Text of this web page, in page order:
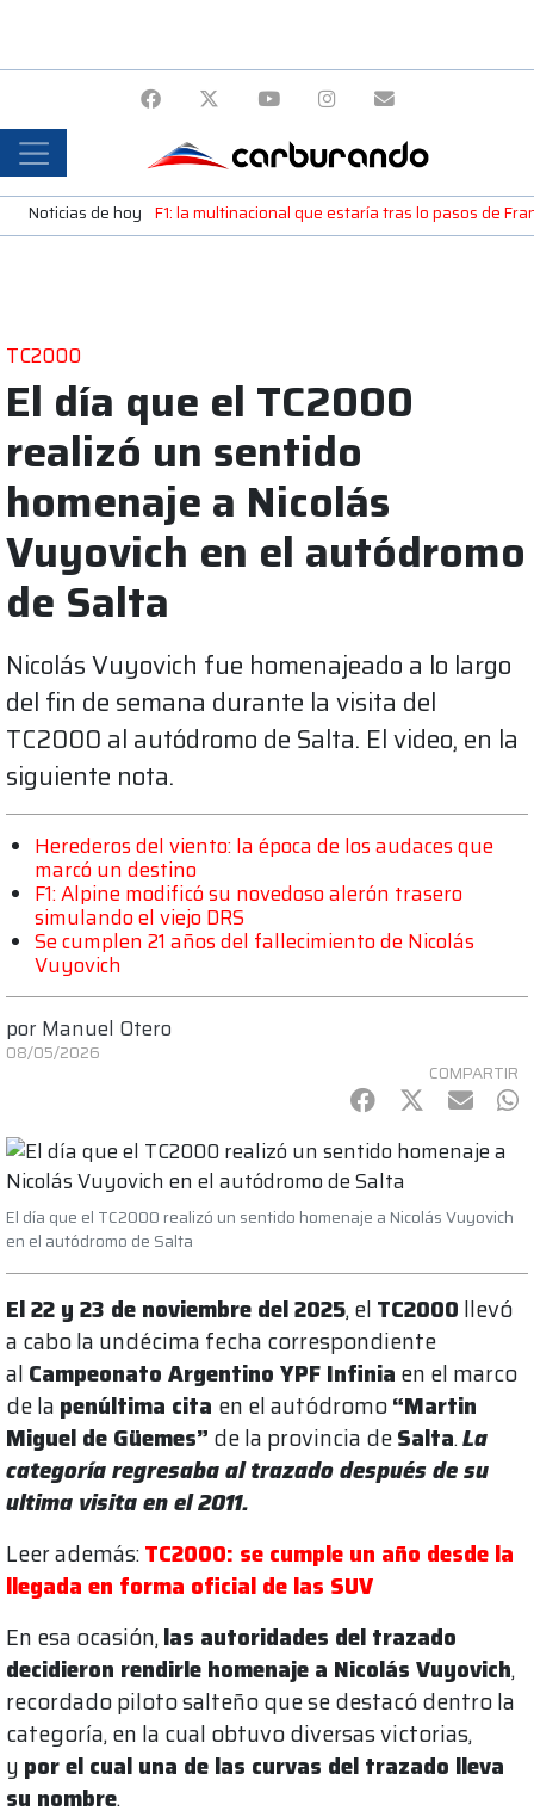
Noticias de hoy F1: la multinacional que estaría tras lo pasos de
TC2000
El día que el TC2000
realizó un sentido
homenaje a Nicolás
Vuyovich en el autódromo
de Salta
Nicolás Vuyovich fue homenajeado a lo largo
del fin de semana durante la visita del
TC2000 al autódromo de Salta. El video, en la
siguiente nota.
Herederos del viento: la época de los audaces que
marcó un destino
F1: Alpine modificó su novedoso alerón trasero
simulando el viejo DRS
Se cumplen 21 años del fallecimiento de Nicolás
Vuyovich
por Manuel Otero
08/05/2026
COMPARTIR
Facebook
Twitter
mail
El día que el TC2000 realizó un sentido homenaje a Nicolás Vuyovich
en el autódromo de Salta
El 22 y 23 de noviembre del 2025, el TC2000 llevó
a cabo la undécima fecha correspondiente
al Campeonato Argentino YPF Infinia en el marco
de la penúltima cita en el autódromo“Martin
Miguel de Güemes” de la provincia deSalta.La
categoría regresaba al trazado después de su
ultima visita en el 2011.
Leer además:TC2000: se cumple un año desde la
llegada en forma oficial de las SUV
En esa ocasión,las autoridades del trazado
decidieron rendirle homenaje a Nicolás Vuyovich,
recordado piloto salteño que se destacó dentro la
categoría, en la cual obtuvo diversas victorias,
y por el cual una de las curvas del trazado lleva
su nombre.